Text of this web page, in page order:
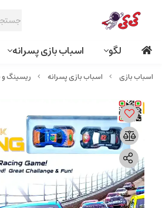
لگو اسباب بازی پسرانه
اسباب بازی پسرانه ریسینگ و